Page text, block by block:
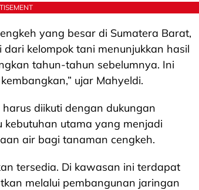
yang besar di Sumatera Barat,
kelompok tani menunjukkan hasil
tahun-tahun sebelumnya. Ini
ujar Mahyeldi.
diikuti dengan dukungan
utama yang menjadi
air bagi tanaman cengkeh.
tersedia. Di kawasan ini terdapat
melalui pembangunan jaringan